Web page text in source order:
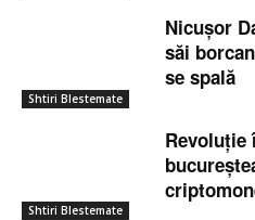
Shtiri Blestemate
Nicușor
săi
se spală
Shtiri Blestemate
Revoluție